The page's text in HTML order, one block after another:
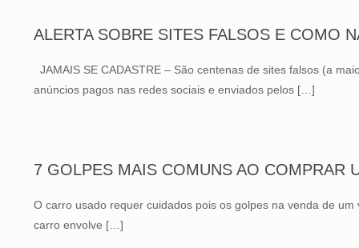
ALERTA SOBRE SITES FALSOS E COMO
JAMAIS SE CADASTRE – São centenas de sites falsos (a
anúncios pagos nas redes sociais e enviados pelos […]
7 GOLPES MAIS COMUNS AO COMPRAR
O carro usado requer cuidados pois os golpes na venda de
carro envolve […]